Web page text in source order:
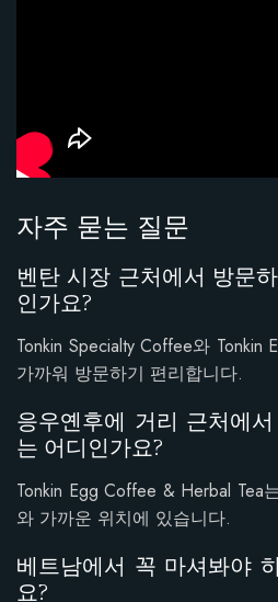
자주 묻는 질문
벤탄 시장 근처에서 방문
인가요?
Tonkin Specialty Coffee와
가까워 방문하기 편리합니다.
응우옌후에 거리 근처에
는 어디인가요?
Tonkin Egg Coffee & Herbal Tea
와 가까운 위치에 있습니다.
베트남에서 꼭 마셔봐야
요?